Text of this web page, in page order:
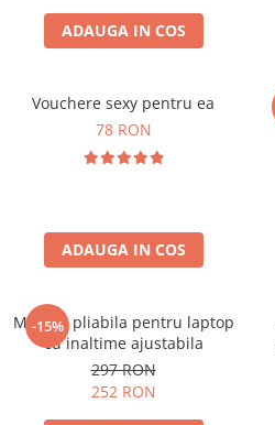
ADAUGA IN COS
Vouchere sexy pentru ea
78 RON
ADAUGA IN COS
-15%
Masuta pliabila pentru laptop
cu inaltime ajustabila
297 RON
252 RON